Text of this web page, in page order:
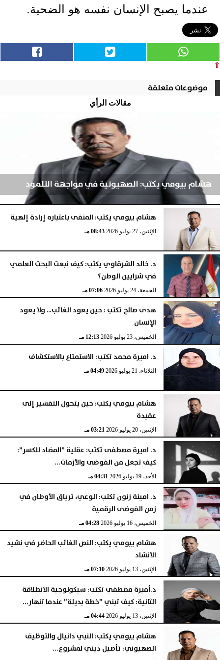
عندما يصبح الإنسان نفسه هو الضحية.
⇧
موضوعات متعلقة
مقالات الرأي
هشام بيومي يكتب: الصهيونية في مواجهة التلمود
الإثنين، 3 أغسطس 2026 04:52 مـ
هشام بيومي يكتب: المنفى باعتباره إرادة إلهية
الإثنين، 27 يوليو 2026 08:43 مـ
د. خالد الشرقاوي يكتب: كيف نبعث البحث العلمي
في شرايين الوطن؟
الجمعة، 24 يوليو 2026 07:06 مـ
هدى صالح تكتب : حين يعود الغائب… ولا يعود
الإنسان
الخميس، 23 يوليو 2026 12:13 مـ
د. اميرة محمد تكتب: الاستمتاع بالاستكشاف
الثلاثاء، 21 يوليو 2026 04:49 مـ
هشام بيومي يكتب: حين يتحول التفسير إلى
عقيدة
الإثنين، 20 يوليو 2026 03:21 مـ
د. اميرة مصطفى تكتب: عقلية ”المضاد للكسر”:
كيف تجعل من الفوضى والأزمات...
الأحد، 19 يوليو 2026 04:31 مـ
د. امينة زنون تكتب: الوعي، ترياق الأوطان في
زمن الفوضى الرقمية
الخميس، 16 يوليو 2026 04:28 مـ
هشام بيومي يكتب: النص الغائب الحاضر في نشيد
الأنشاد
الإثنين، 13 يوليو 2026 07:10 مـ
د.أميرة مصطفي تكتب: سيكولوجية الانطلاقة
الثانية: كيف تبني ”خطة بديلة” عندما تنهار...
الإثنين، 13 يوليو 2026 04:44 مـ
هشام بيومي يكتب: النبي دانيال والتوظيف
الصهيوني: تأصيل ديني لمشروع...